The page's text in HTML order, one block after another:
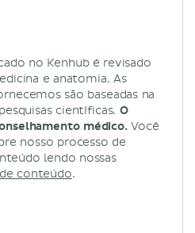
no Kenhub é revisado
e anatomia. As
são baseadas na
científicas. O
médico. Você
nosso processo de
lendo nossas
conteúdo.